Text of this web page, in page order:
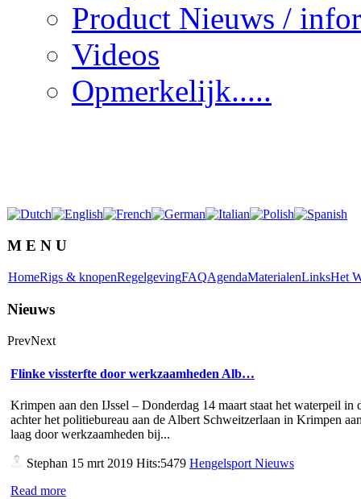
Product Nieuws /
Videos
Opmerkelijk.....
M E N U
HomeRigs & knopenRegelgevingFAQAgendaMaterialenLinksHet
Nieuws
PrevNext
Flinke vissterfte door werkzaamheden Alb…
Krimpen aan den IJssel – Donderdag 14 maart staat het waterpeil in
achter het politiebureau aan de Albert Schweitzerlaan in Krimpen
laag door werkzaamheden bij...
Stephan 15 mrt 2019 Hits:5479 Hengelsport Nieuws
Read more